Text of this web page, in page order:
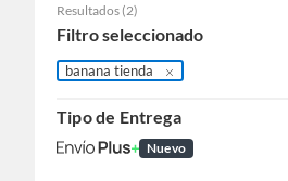
Resultados (2)
Filtro seleccionado
banana tienda
Tipo de Entrega
Nuevo